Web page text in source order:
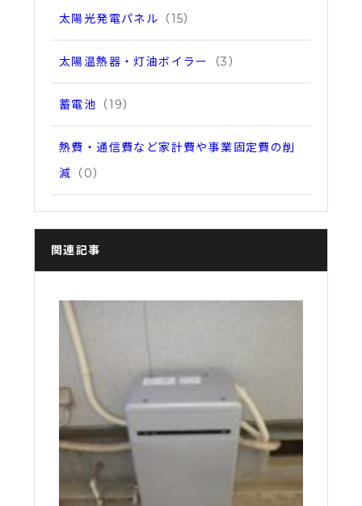
太陽光発電パネル （15）
太陽温熱器・灯油ボイラー （3）
蓄電池 （19）
熱費・通信費など家計費や事業固定費の削
減 （0）
関連記事